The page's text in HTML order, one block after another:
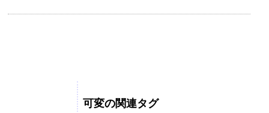
可変の関連タグ